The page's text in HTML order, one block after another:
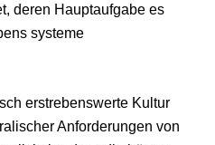
deren Hauptaufgabe es
systeme
erstrebenswerte Kultur
Anforderungen von